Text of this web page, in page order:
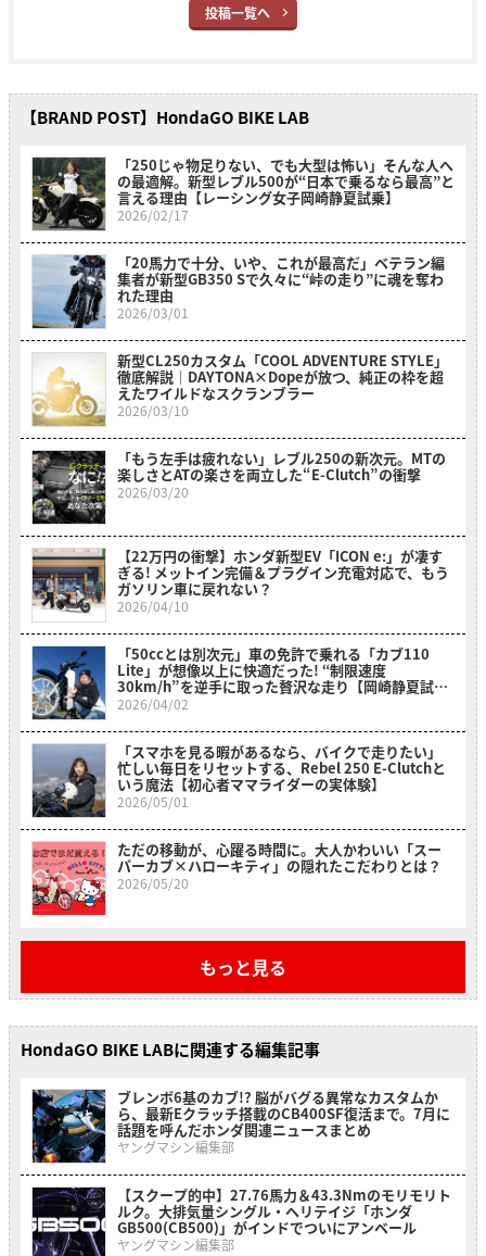
投稿一覧へ
【BRAND POST】HondaGO BIKE LAB
「250じゃ物足りない、でも大型は怖い」そんな人へ
の最適解。新型レブル500が“日本で乗るなら最高”と
言える理由【レーシング女子岡崎静夏試乗】
2026/02/17
「20馬力で十分、いや、これが最高だ」ベテラン編
集者が新型GB350 Sで久々に“峠の走り”に魂を奪わ
れた理由
2026/03/01
新型CL250カスタム「COOL ADVENTURE STYLE」
徹底解説｜DAYTONA×Dopeが放つ、純正の枠を超
えたワイルドなスクランブラー
2026/03/10
「もう左手は疲れない」レブル250の新次元。MTの
楽しさとATの楽さを両立した“E-Clutch”の衝撃
2026/03/20
【22万円の衝撃】ホンダ新型EV「ICON e:」が凄す
ぎる! メットイン完備＆プラグイン充電対応で、もう
ガソリン車に戻れない？
2026/04/10
「50ccとは別次元」車の免許で乗れる「カブ110
Lite」が想像以上に快適だった! “制限速度
30km/h”を逆手に取った贅沢な走り【岡崎静夏試乗
レビュー】
2026/04/02
「スマホを見る暇があるなら、バイクで走りたい」
忙しい毎日をリセットする、Rebel 250 E-Clutchと
いう魔法【初心者ママライダーの実体験】
2026/05/01
ただの移動が、心躍る時間に。大人かわいい「スー
パーカブ×ハローキティ」の隠れたこだわりとは？
2026/05/20
もっと見る
HondaGO BIKE LABに関連する編集記事
ブレンボ6基のカブ!? 脳がバグる異常なカスタムか
ら、最新Eクラッチ搭載のCB400SF復活まで。7月に
話題を呼んだホンダ関連ニュースまとめ
ヤングマシン編集部
【スクープ的中】27.76馬力＆43.3Nmのモリモリト
ルク。大排気量シングル・ヘリテイジ「ホンダ
GB500(CB500)」がインドでついにアンベール
ヤングマシン編集部